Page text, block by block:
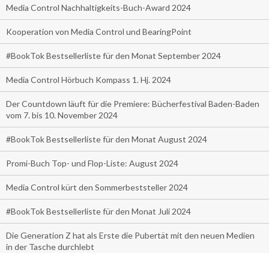
Media Control Nachhaltigkeits-Buch-Award 2024
Kooperation von Media Control und BearingPoint
#BookTok Bestsellerliste für den Monat September 2024
Media Control Hörbuch Kompass 1. Hj. 2024
Der Countdown läuft für die Premiere: Bücherfestival Baden-Baden
vom 7. bis 10. November 2024
#BookTok Bestsellerliste für den Monat August 2024
Promi-Buch Top- und Flop-Liste: August 2024
Media Control kürt den Sommerbeststeller 2024
#BookTok Bestsellerliste für den Monat Juli 2024
Die Generation Z hat als Erste die Pubertät mit den neuen Medien
in der Tasche durchlebt